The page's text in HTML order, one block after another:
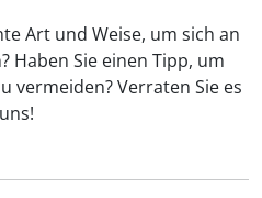
Art und Weise, um sich an
Haben Sie einen Tipp, um
vermeiden? Verraten Sie es
uns!